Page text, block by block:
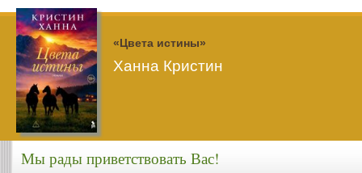
«Цвета истины»
Ханна Кристин
Мы рады приветствовать Вас!